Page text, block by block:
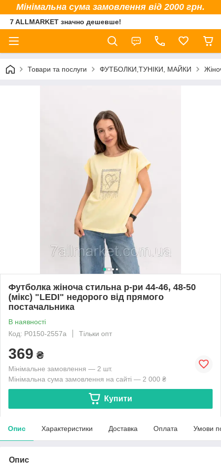
Мінімальна сума замовлення від 2000 грн.
7 ALLMARKET значно дешевше!
Товари та послуги ФУТБОЛКИ,ТУНІКИ, МАЙКИ
Футболка жіноча стильна р-ри 44-46, 48-50
(мікс) "LEDI" недорого від прямого
постачальника
В наявності
Код: P0150-2557a
Тільки опт
369 ₴
Мінімальне замовлення — 2 шт.
Мінімальна сума замовлення на сайті — 2 000 ₴
Купити
Опис Характеристики Доставка Оплата Умови
Опис